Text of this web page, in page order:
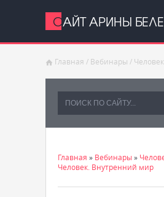
САЙТ АРИНЫ
Главная / Вебинары /
Главная » Вебинары»
Человек. Внутренний мир